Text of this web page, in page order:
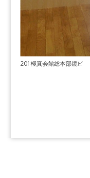
201極真会館総本部鏡ビ